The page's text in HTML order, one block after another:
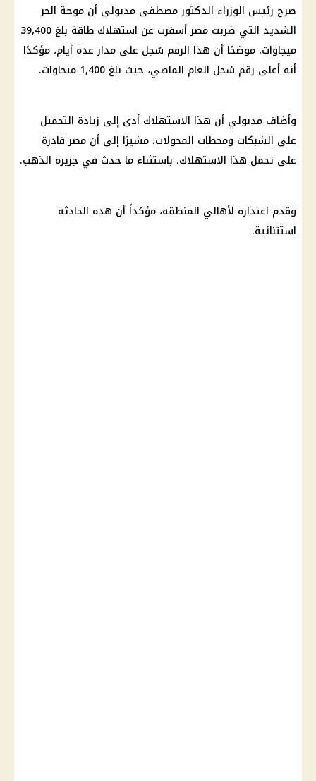
صرح رئيس الوزراء الدكتورمصطفى مدبولي أن موجة الحر
الشديد التي ضربت مصر أسفرت عن استهلاك طاقة
بلغ 39,400
ميجاوات، موضحًا أن هذا الرقم سُجل على مدار عدة أيام، مؤكدًا
أنه أعلى رقم سُجل العام الماضي، حيث بلغ 1,400 ميجاوات.
وأضاف مدبولي أن هذا الاستهلاك أدى إلى زيادة التحميل
على الشبكات ومحطات المحولات، مشيرًا إلى أن مصر قادرة
على تحمل هذا الاستهلاك، باستثناء ما حدث في جزيرة الذهب.
وقدم اعتذاره لأهالي المنطقة، مؤكداً أن هذه الحادثة
استثنائية.